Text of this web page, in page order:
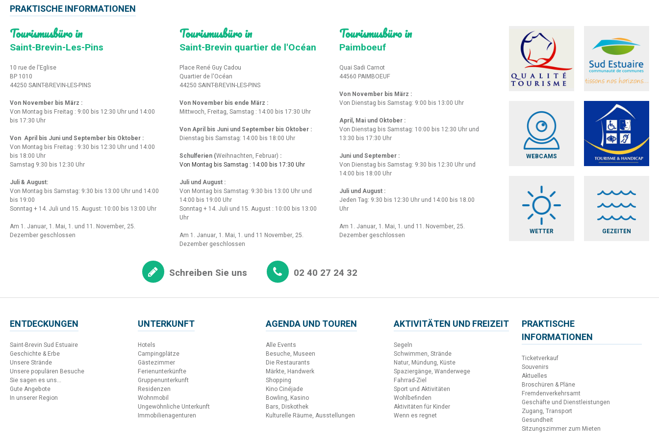
PRAKTISCHE INFORMATIONEN
Tourismusbüro in
Saint-Brevin-Les-Pins
10 rue de l'Eglise
BP 1010
44250 SAINT-BREVIN-LES-PINS
Von November bis März :
Von Montag bis Freitag : 9:00 bis 12:30 Uhr und 14:00
bis 17:30 Uhr
Von April bis Juni und September bis Oktober :
Von Montag bis Freitag : 9:30 bis 12:30 Uhr und 14:00
bis 18:00 Uhr
Samstag 9:30 bis 12:30 Uhr
Juli & August:
Von Montag bis Samstag: 9:30 bis 13:00 Uhr und 14:00
bis 19:00
Sonntag + 14. Juli und 15. August: 10:00 bis 13:00 Uhr
Am 1. Januar, 1. Mai, 1. und 11. November, 25.
Dezember geschlossen
Tourismusbüro in
Saint-Brevin quartier de l'Océan
Place René Guy Cadou
Quartier de l'Océan
44250 SAINT-BREVIN-LES-PINS
Von November bis ende März :
Mittwoch, Freitag, Samstag : 14:00 bis 17:30 Uhr
Von April bis Juni und September bis Oktober :
Dienstag bis Samstag: 14:00 bis 18:00 Uhr
Schulferien (Weihnachten, Februar) :
Von Montag bis Samstag : 14:00 bis 17:30 Uhr
Juli und August :
Von Montag bis Samstag: 9:30 bis 13:00 Uhr und
14:00 bis 19:00 Uhr
Sonntag + 14. Juli und 15. August : 10:00 bis 13:00
Uhr
Am 1. Januar, 1. Mai, 1. und 11 November, 25.
Dezember geschlossen
Tourismusbüro in
Paimboeuf
Quai Sadi Carnot
44560 PAIMBOEUF
Von November bis März :
Von Dienstag bis Samstag: 9:00 bis 13:00 Uhr
April, Mai und Oktober :
Von Dienstag bis Samstag: 10:00 bis 12:30 Uhr und
13:30 bis 17:30 Uhr
Juni und September :
Von Dienstag bis Samstag: 9:30 bis 12:30 Uhr und
14:00 bis 18:00 Uhr
Juli und August :
Jeden Tag: 9:30 bis 12:30 Uhr und 14:00 bis 18.00
Uhr
Am 1. Januar, 1. Mai, 1. und 11. November, 25.
Dezember geschlossen
WEBCAMS
WETTER GEZEITEN
Schreiben Sie uns 02 40 27 24 32
ENTDECKUNGEN
Saint-Brevin Sud Estuaire
Geschichte & Erbe
Unsere Strände
Unsere populären Besuche
Sie sagen es uns...
Gute Angebote
In unserer Region
UNTERKUNFT
Hotels
Campingplätze
Gästezimmer
Ferienunterkünfte
Gruppenunterkunft
Residenzen
Wohnmobil
Ungewöhnliche Unterkunft
Immobilienagenturen
AGENDA UND TOUREN
Alle Events
Besuche, Museen
Die Restaurants
Märkte, Handwerk
Shopping
Kino Cinéjade
Bowling, Kasino
Bars, Diskothek
Kulturelle Räume, Ausstellungen
AKTIVITÄTEN UND FREIZEIT
Segeln
Schwimmen, Strände
Natur, Mündung, Küste
Spaziergänge, Wanderwege
Fahrrad-Ziel
Sport und Aktivitäten
Wohlbefinden
Aktivitäten für Kinder
Wenn es regnet
PRAKTISCHE
INFORMATIONEN
Ticketverkauf
Souvenirs
Aktuelles
Broschüren & Pläne
Fremdenverkehrsamt
Geschäfte und Dienstleistungen
Zugang, Transport
Gesundheit
Sitzungszimmer zum Mieten